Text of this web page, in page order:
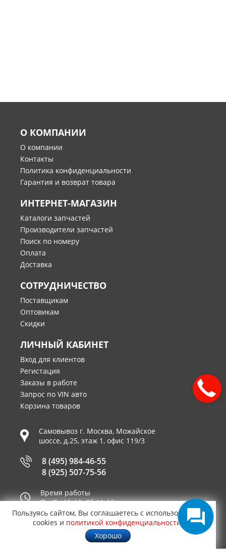
О КОМПАНИИ
О компании
Контакты
Политика конфиденциальности
Гарантия и возврат товара
ИНТЕРНЕТ-МАГАЗИН
Каталоги запчастей
Производители запчастей
Поиск по номеру
Оплата
Доставка
СОТРУДНИЧЕСТВО
Поставщикам
Оптовикам
Скидки
ЛИЧНЫЙ КАБИНЕТ
Вход для клиентов
Регистация
Заказы в работе
Запрос по VIN авто
Корзина товаров
Самовывоз г. Москва, Можайское
шоссе, д.25, этаж 1, офис 119/3
8 (495) 984-46-55
8 (925) 507-75-56
Время работы
Пн-Пт 10-19, Сб 11-16
Принимаем к оплате
Пользуясь сайтом, Вы соглашаетесь с использованием
cookies и политикой конфиденциальности
Хорошо